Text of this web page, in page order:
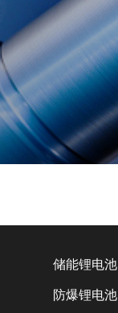
储能锂电池
防爆锂电池